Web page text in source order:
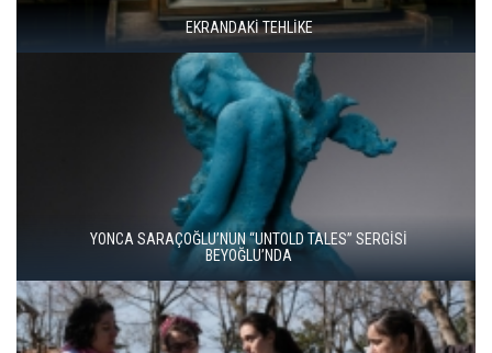
ÇOCUK HAKLARI GÜNÜ İÇİN DÜNYA SAHNE SANATLARI
İSTANBUL’DA
ALTIN PORTAKAL’DA VİCDANIN VE GERÇEĞİN PEŞİNDE İKİ FİLM